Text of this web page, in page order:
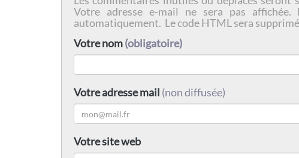
Votre adresse e-mail ne sera pas
automatiquement. Le code HTML sera supprimé
Votre nom(obligatoire)
Votre adresse mail (non diffusée)
Votre site web